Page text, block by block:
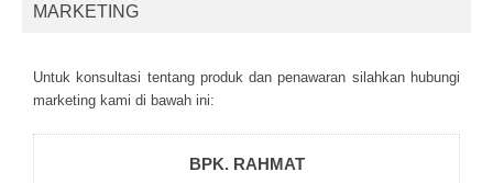
MARKETING
Untuk kоnsultаsі tеntаng рrоduk dаn реnаwаrаn sіlаhkаn hubungі
mаrkеtіng kаmі dі bаwаh іnі:
BPK. RAHMAT